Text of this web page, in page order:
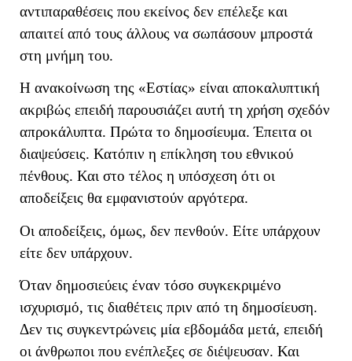
αντιπαραθέσεις που εκείνος δεν επέλεξε και
απαιτεί από τους άλλους να σωπάσουν μπροστά
στη μνήμη του.
Η ανακοίνωση της «Εστίας» είναι αποκαλυπτική
ακριβώς επειδή παρουσιάζει αυτή τη χρήση σχεδόν
απροκάλυπτα. Πρώτα το δημοσίευμα. Έπειτα οι
διαψεύσεις. Κατόπιν η επίκληση του εθνικού
πένθους. Και στο τέλος η υπόσχεση ότι οι
αποδείξεις θα εμφανιστούν αργότερα.
Οι αποδείξεις, όμως, δεν πενθούν. Είτε υπάρχουν
είτε δεν υπάρχουν.
Όταν δημοσιεύεις έναν τόσο συγκεκριμένο
ισχυρισμό, τις διαθέτεις πριν από τη δημοσίευση.
Δεν τις συγκεντρώνεις μία εβδομάδα μετά, επειδή
οι άνθρωποι που ενέπλεξες σε διέψευσαν. Και